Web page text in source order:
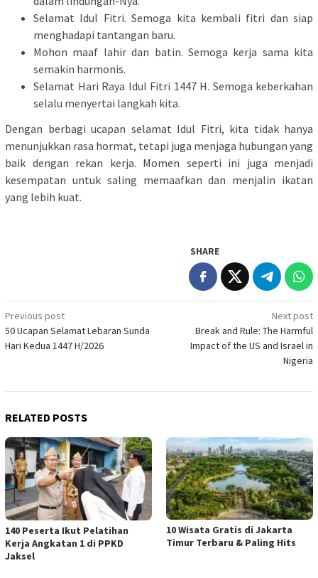
Selamat Idul Fitri. Semoga kita kembali fitri dan siap
menghadapi tantangan baru.
Mohon maaf lahir dan batin. Semoga kerja sama kita
semakin harmonis.
Selamat Hari Raya Idul Fitri 1447 H. Semoga keberkahan
selalu menyertai langkah kita.
Dengan berbagi ucapan selamat Idul Fitri, kita tidak hanya
menunjukkan rasa hormat, tetapi juga menjaga hubungan yang
baik dengan rekan kerja. Momen seperti ini juga menjadi
kesempatan untuk saling memaafkan dan menjalin ikatan
yang lebih kuat.
SHARE
Post
navigation
Previous post
50 Ucapan Selamat Lebaran Sunda
Hari Kedua 1447 H/2026
Next post
Break and Rule: The Harmful
Impact of the US and Israel in
Nigeria
RELATED POSTS
140 Peserta Ikut Pelatihan
Kerja Angkatan 1 di PPKD
Jaksel
10 Wisata Gratis di Jakarta
Timur Terbaru & Paling Hits